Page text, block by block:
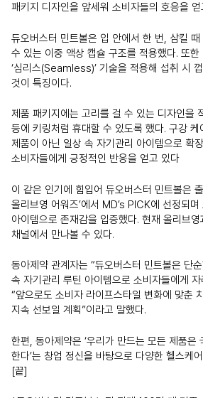
패키지 디자인을 앞세워 소비자들의 호응을 얻
듀오버스터 민트볼은 입 안에서 한 번, 삼킬
수 있는 이중 액상 캡슐 구조를 적용했다. 또
‘심리스(Seamless)’ 기술을 적용해 섭취 시
것이 특징이다.
제품 패키지에는 고리를 걸 수 있는 디자인을
등에 키링처럼 휴대할 수 있도록 했다. 구강
제품이 아닌 일상 속 자기관리 아이템으로 확
소비자들에게 긍정적인 반응을 얻고 있다
이 같은 인기에 힘입어 듀오버스터 민트볼은
올리브영 어워즈’에서 MD’s PICK에 선정되
아이템으로 존재감을 입증했다. 현재 올리브
채널에서 만나볼 수 있다.
동아제약 관계자는 “듀오버스터 민트볼은 단
속 자기관리 루틴 아이템으로 소비자들에게 자
“앞으로도 소비자 라이프스타일 변화에 맞춘
지속 선보일 계획”이라고 말했다.
한편, 동아제약은 ‘우리가 만드는 모든 제품은
한다’는 창업 정신을 바탕으로 다양한 헬스케
[끝]